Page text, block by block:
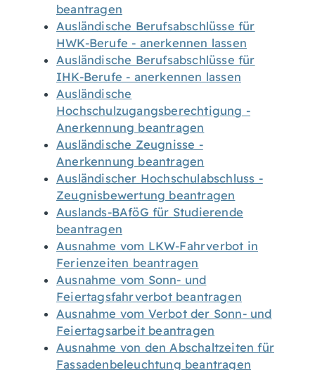
beantragen
Ausländische Berufsabschlüsse für
HWK-Berufe - anerkennen lassen
Ausländische Berufsabschlüsse für
IHK-Berufe - anerkennen lassen
Ausländische
Hochschulzugangsberechtigung -
Anerkennung beantragen
Ausländische Zeugnisse -
Anerkennung beantragen
Ausländischer Hochschulabschluss -
Zeugnisbewertung beantragen
Auslands-BAföG für Studierende
beantragen
Ausnahme vom LKW-Fahrverbot in
Ferienzeiten beantragen
Ausnahme vom Sonn- und
Feiertagsfahrverbot beantragen
Ausnahme vom Verbot der Sonn- und
Feiertagsarbeit beantragen
Ausnahme von den Abschaltzeiten für
Fassadenbeleuchtung beantragen